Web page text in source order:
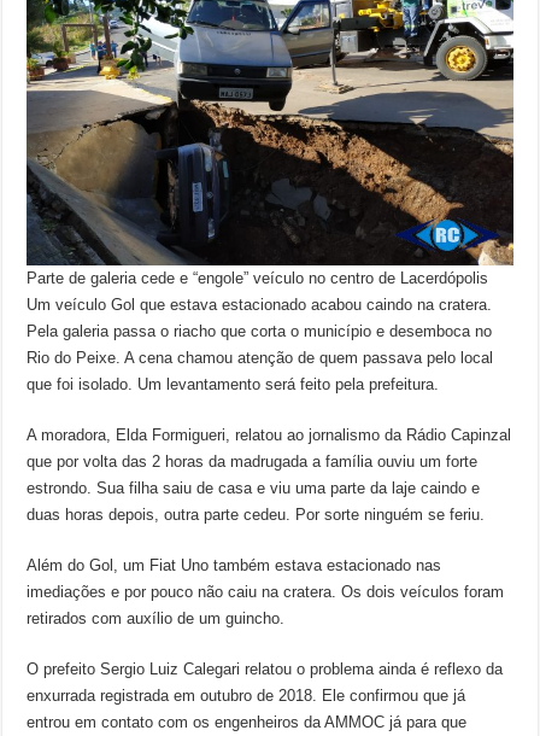
Parte de galeria cede e “engole” veículo no centro de Lacerdópolis
Um veículo Gol que estava estacionado acabou caindo na cratera.
Pela galeria passa o riacho que corta o município e desemboca no
Rio do Peixe. A cena chamou atenção de quem passava pelo local
que foi isolado. Um levantamento será feito pela prefeitura.
A moradora, Elda Formigueri, relatou ao jornalismo da Rádio Capinzal
que por volta das 2 horas da madrugada a família ouviu um forte
estrondo. Sua filha saiu de casa e viu uma parte da laje caindo e
duas horas depois, outra parte cedeu. Por sorte ninguém se feriu.
Além do Gol, um Fiat Uno também estava estacionado nas
imediações e por pouco não caiu na cratera. Os dois veículos foram
retirados com auxílio de um guincho.
O prefeito Sergio Luiz Calegari relatou o problema ainda é reflexo da
enxurrada registrada em outubro de 2018. Ele confirmou que já
entrou em contato com os engenheiros da AMMOC já para que